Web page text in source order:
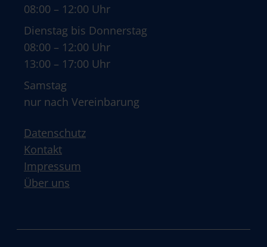
08:00 – 12:00 Uhr
Dienstag bis Donnerstag
08:00 – 12:00 Uhr
13:00 – 17:00 Uhr
Samstag
nur nach Vereinbarung
Datenschutz
Kontakt
Impressum
Über uns